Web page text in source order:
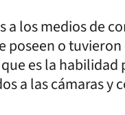
a los medios de
poseen o
es la
a las cámaras y